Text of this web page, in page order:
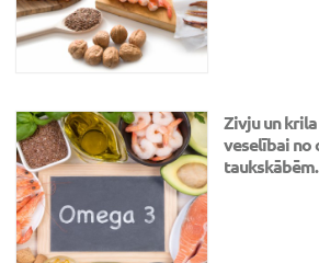
Zivju un
veselībai no
taukskābēm.